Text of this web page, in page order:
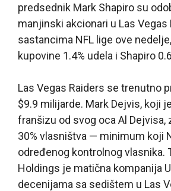
predsednik Mark Shapiro su
manjinski akcionari u Las Vegas
sastancima NFL lige ove
kupovine 1.4% udela i Shapiro
Las Vegas Raiders se trenutno
$9.9 milijarde. Mark Dejvis, koji
franšizu od svog oca Al Dejvisa,
30% vlasništva — minimum koji
određenog kontrolnog vlasnika.
Holdings je matična kompanija
decenijama sa sedištem u Las